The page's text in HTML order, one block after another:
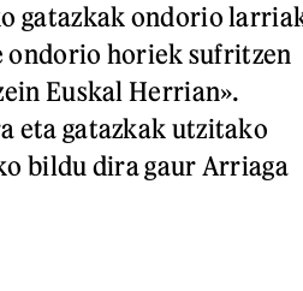
gatazkak ondorio
ondorio horiek sufritzen
Euskal Herrian».
eta gatazkak utzitako
bildu dira gaur Arriaga